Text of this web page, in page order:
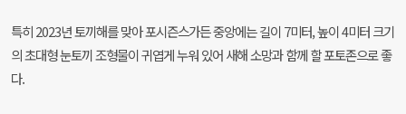
특히 2023년 토끼해를 맞아 포시즌스가든 중앙에는 길이 7미터, 높이 4미터 크기
의 초대형 눈토끼 조형물이 귀엽게 누워 있어 새해 소망과 함께 할 포토존으로 좋
다.